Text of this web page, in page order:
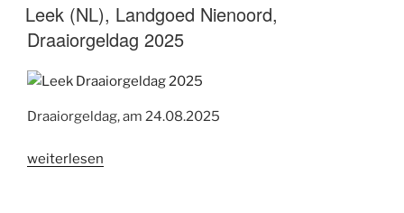
Leek (NL), Landgoed Nienoord,
Draaiorgeldag 2025
Draaiorgeldag, am 24.08.2025
„Leek
weiterlesen